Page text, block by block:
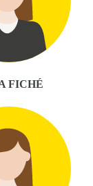
FICHÉ